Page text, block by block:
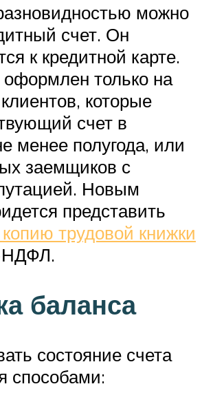
можно
счет. Он
к кредитной карте.
только на
которые
счет в
менее полугода, или
заемщиков с
Новым
представить
трудовой книжки
НДФЛ.
баланса
состояние счета
способами: